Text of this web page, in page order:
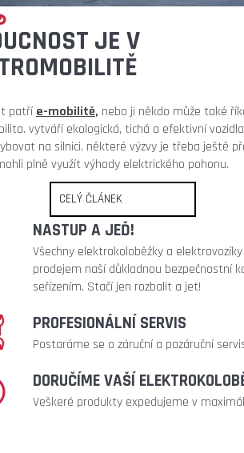
JE V
patříe-mobilitě, nebo ji někdo může také
vytváří ekologická, tichá a efektivní
na silnici. některé výzvy je třeba ještě
plně využít výhody elektrického pohonu.
CELÝ ČLÁNEK
NASTUP A JEĎ!
Všechny elektrokoloběžky a
prodejem naší důkladnou bezpečnostní
seřízením. Stačí jen rozbalit a jet!
PROFESIONÁLNÍ SERVIS
Postaráme se o záruční a pozáruční
DORUČÍME VAŠÍ
Veškeré produkty expedujeme v